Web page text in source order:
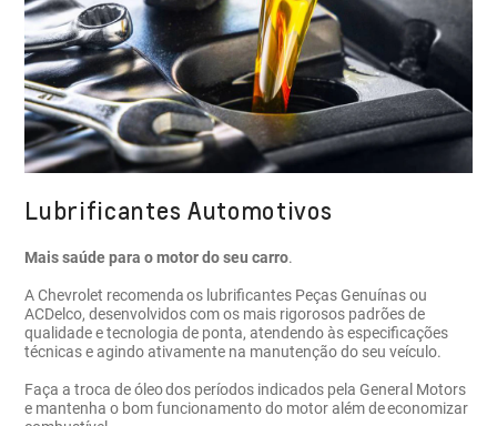
Lubrificantes Automotivos
Mais saúde para o motor do seu carro.
A Chevrolet recomenda os lubrificantes Peças Genuínas ou
ACDelco, desenvolvidos com os mais rigorosos padrões de
qualidade e tecnologia de ponta, atendendo às especificações
técnicas e agindo ativamente na manutenção do seu veículo.
Faça a troca de óleo dos períodos indicados pela General Motors
e mantenha o bom funcionamento do motor além de economizar